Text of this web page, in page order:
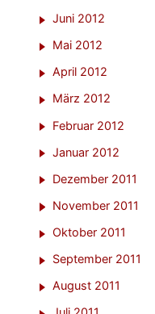
Juni 2012
Mai 2012
April 2012
März 2012
Februar 2012
Januar 2012
Dezember 2011
November 2011
Oktober 2011
September 2011
August 2011